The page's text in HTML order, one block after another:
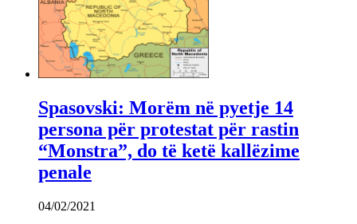
Spasovski: Morëm në pyetje 14
persona për protestat për rastin
“Monstra”, do të ketë kallëzime
penale
04/02/2021